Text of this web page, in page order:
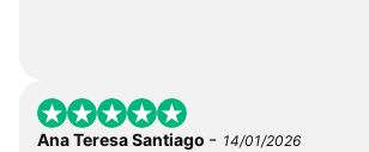
Ana Teresa Santiago - 14/01/2026